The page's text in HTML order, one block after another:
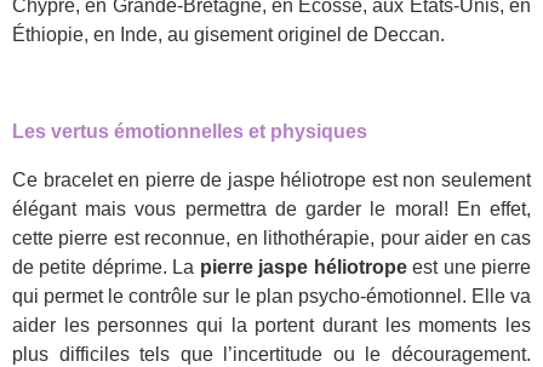
Chypre, en Grande-Bretagne, en Écosse, aux États-Unis, en
Éthiopie, en Inde, au gisement originel de Deccan.
Les vertus émotionnelles et physiques
Ce bracelet en pierre de jaspe héliotrope est non seulement
élégant mais vous permettra de garder le moral! En effet,
cette pierre est reconnue, en lithothérapie, pour aider en cas
de petite déprime. La pierre jaspe héliotropeest une pierre
qui permet le contrôle sur le plan psycho-émotionnel. Elle va
aider les personnes qui la portent durant les moments les
plus difficiles tels que l’incertitude ou le découragement.